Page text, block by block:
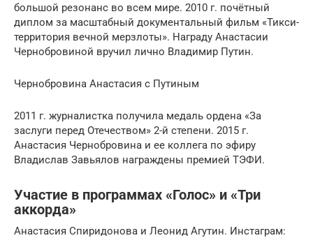
большой резонанс во всем мире. 2010 г. почётный
диплом за масштабный документальный фильм «Тикси-
территория вечной мерзлоты». Награду Анастасии
Чернобровиной вручил лично Владимир Путин.
Чернобровина Анастасия с Путиным
2011 г. журналистка получила медаль ордена «За
заслуги перед Отечеством» 2-й степени. 2015 г.
Анастасия Чернобровина и ее коллега по эфиру
Владислав Завьялов награждены премией ТЭФИ.
Участие в программах «Голос» и «Три
аккорда»
Анастасия Спиридонова и Леонид Агутин. Инстаграм: